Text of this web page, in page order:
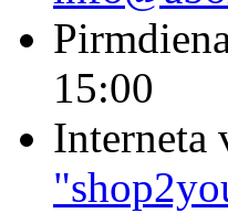
15:00
Interneta